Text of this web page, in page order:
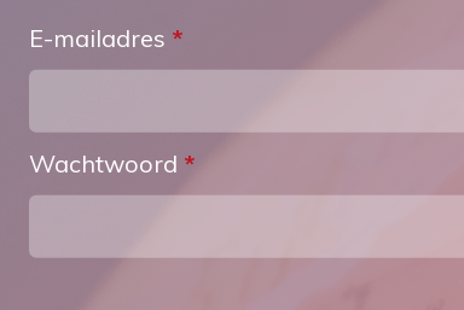
E-mailadres *
Wachtwoord *